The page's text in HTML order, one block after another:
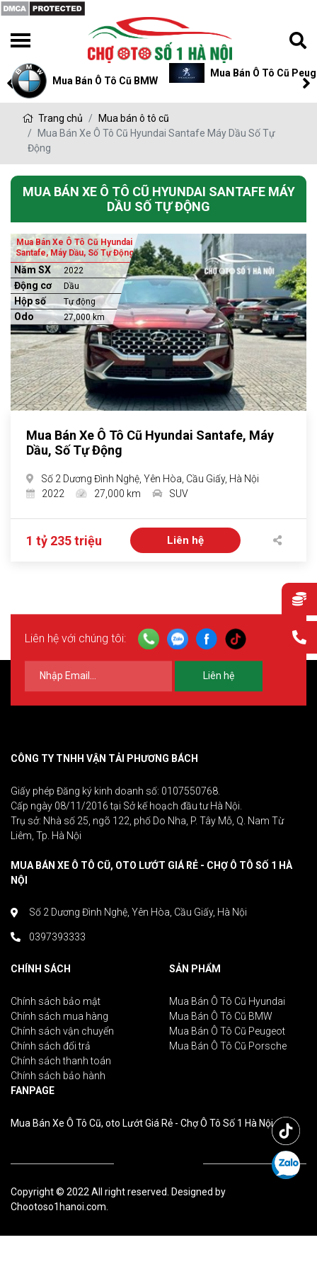
Mua Bán Ô Tô Cũ BMW
Mua Bán Ô Tô Cũ
Trang chủ
Mua bán ô tô cũ
Mua Bán Xe Ô Tô Cũ Hyundai Santafe Máy Dầu Số Tự
Động
MUA BÁN XE Ô TÔ CŨ HYUNDAI SANTAFE MÁY
DẦU SỐ TỰ ĐỘNG
Mua Bán Xe Ô Tô Cũ Hyundai
Santafe, Máy Dầu, Số Tự Động
Năm SX 2022
Động cơ Dầu
Hộp số Tự động
Odo 27,000 km
Mua Bán Xe Ô Tô Cũ Hyundai Santafe, Máy
Dầu, Số Tự Động
Số 2 Dương Đình Nghệ, Yên Hòa, Cầu Giấy, Hà Nội
2022
27,000 km SUV
1 tỷ 235 triệu Liên hệ
Liên hệ với chúng tôi:
Liên hệ
CÔNG TY TNHH VẬN TẢI PHƯƠNG BÁCH
Giấy phép Đăng ký kinh doanh số: 0107550768.
Cấp ngày 08/11/2016 tại Sở kế hoạch đầu tư Hà Nội.
Trụ sở: Nhà số 25, ngõ 122, phố Do Nha, P. Tây Mỗ, Q. Nam Từ
Liêm, Tp. Hà Nội
MUA BÁN XE Ô TÔ CŨ, OTO LƯỚT GIÁ RẺ - CHỢ Ô TÔ SỐ 1 HÀ
NỘI
Số 2 Dương Đình Nghệ, Yên Hòa, Cầu Giấy, Hà Nội
0397393333
CHÍNH SÁCH
Chính sách bảo mật
Chính sách mua hàng
Chính sách vận chuyển
Chính sách đổi trả
Chính sách thanh toán
Chính sách bảo hành
SẢN PHẨM
Mua Bán Ô Tô Cũ Hyundai
Mua Bán Ô Tô Cũ BMW
Mua Bán Ô Tô Cũ Peugeot
Mua Bán Ô Tô Cũ Porsche
FANPAGE
Mua Bán Xe Ô Tô Cũ, oto Lướt Giá Rẻ - Chợ Ô Tô Số 1 Hà Nội
Copyright © 2022 All right reserved. Designed by
Chootoso1hanoi.com.